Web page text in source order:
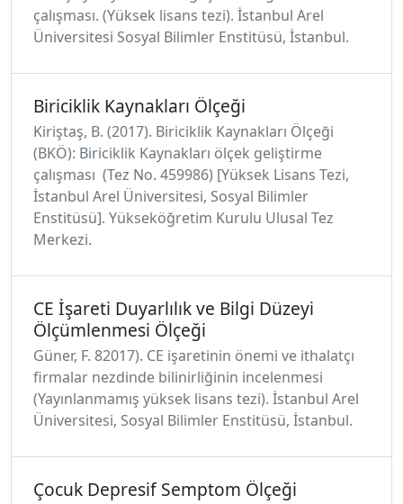
çalışması. (Yüksek lisans tezi). İstanbul Arel
Üniversitesi Sosyal Bilimler Enstitüsü, İstanbul.
Biriciklik Kaynakları Ölçeği
Kiriştaş, B. (2017). Biriciklik Kaynakları Ölçeği
(BKÖ): Biriciklik Kaynakları ölçek geliştirme
çalışması (Tez No. 459986) [Yüksek Lisans Tezi,
İstanbul Arel Üniversitesi, Sosyal Bilimler
Enstitüsü]. Yükseköğretim Kurulu Ulusal Tez
Merkezi.
CE İşareti Duyarlılık ve Bilgi Düzeyi
Ölçümlenmesi Ölçeği
Güner, F. 82017). CE işaretinin önemi ve ithalatçı
firmalar nezdinde bilinirliğinin incelenmesi
(Yayınlanmamış yüksek lisans tezi). İstanbul Arel
Üniversitesi, Sosyal Bilimler Enstitüsü, İstanbul.
Çocuk Depresif Semptom Ölçeği